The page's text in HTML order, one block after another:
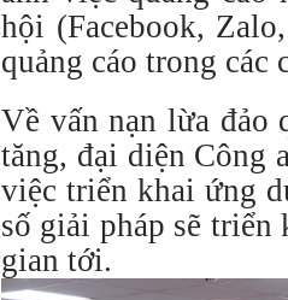
hội (Facebook,
quảng cáo trong các
Về vấn nạn lừa đảo
tăng, đại diện Công
việc triển khai ứng
số giải pháp sẽ
gian tới.